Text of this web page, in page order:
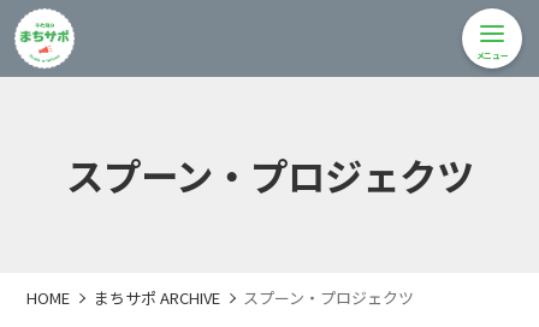
メニュー
スプーン・プロジェクツ
HOME まちサポ ARCHIVE スプーン・プロジェクツ